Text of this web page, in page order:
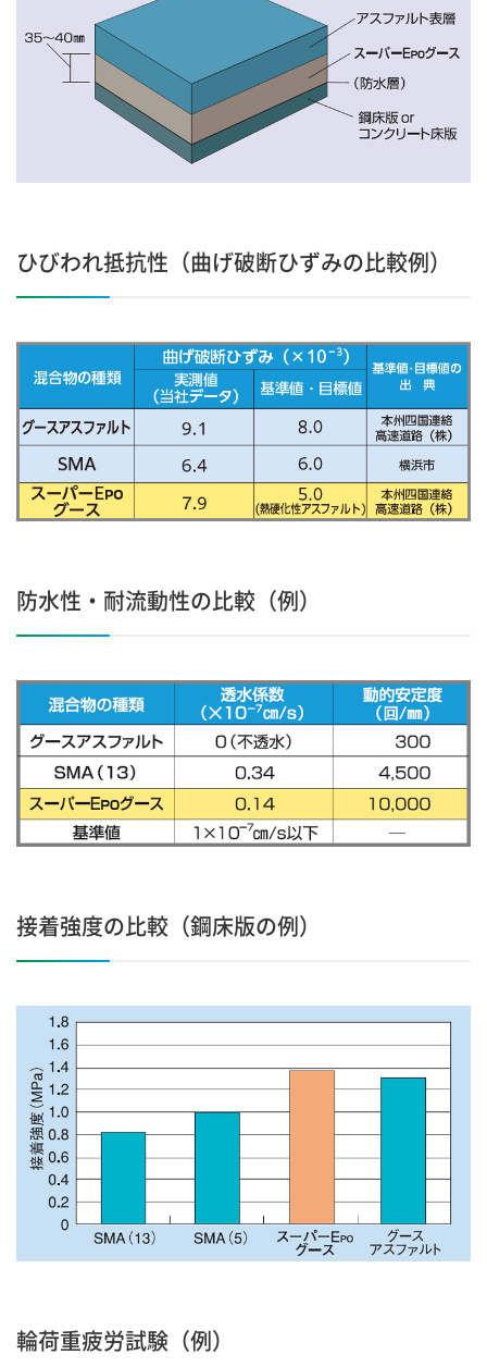
ひびわれ抵抗性（曲げ破断ひずみの比較例）
防水性・耐流動性の比較（例）
接着強度の比較（鋼床版の例）
輪荷重疲労試験（例）